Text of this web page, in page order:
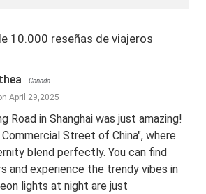
10.000 reseñas de viajeros
Canada
April 29,2025
Road in Shanghai was just amazing!
Street of China", where
blend perfectly. You can find
and experience the trendy vibes in
lights at night are just